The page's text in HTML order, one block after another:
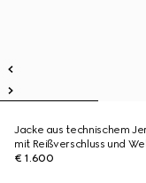
Jacke aus technischem
mit Reißverschluss und
€ 1.600